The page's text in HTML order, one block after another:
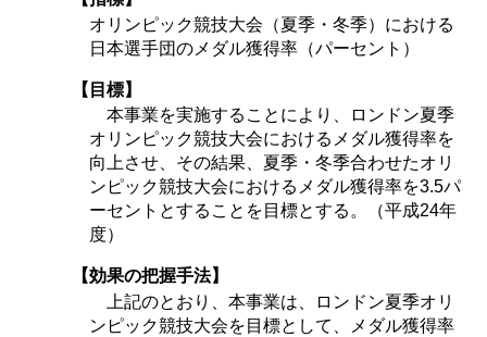
オリンピック競技大会（夏季・冬季）における
日本選手団のメダル獲得率（パーセント）
【目標】
本事業を実施することにより、ロンドン夏季
オリンピック競技大会におけるメダル獲得率を
向上させ、その結果、夏季・冬季合わせたオリ
ンピック競技大会におけるメダル獲得率を3.5パ
ーセントとすることを目標とする。（平成24年
度）
【効果の把握手法】
上記のとおり、本事業は、ロンドン夏季オリ
ンピック競技大会を目標として、メダル獲得率